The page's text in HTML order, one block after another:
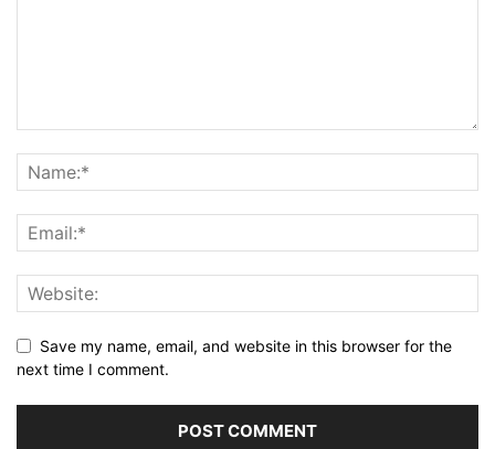
Save my name, email, and website in this browser for the
next time I comment.